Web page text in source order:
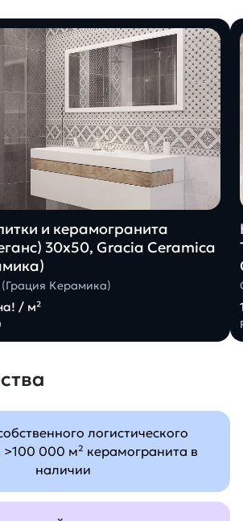
и керамогранита
30х50, Gracia Ceramica
Керамика)
/ м²
логистического
>100 000 м² керамогранита в
наличии